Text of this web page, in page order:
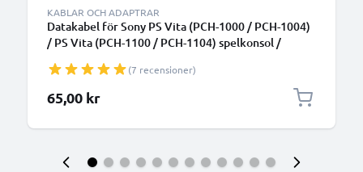
KABLAR OCH ADAPTRAR
Datakabel för Sony PS Vita (PCH-1000 / PCH-1004)
/ PS Vita (PCH-1100 / PCH-1104) spelkonsol /
(7 recensioner)
65,00 kr